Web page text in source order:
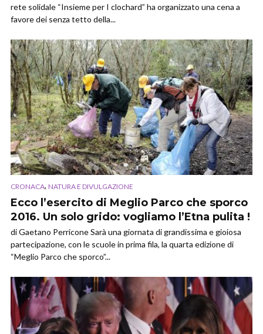
rete solidale “Insieme per I clochard” ha organizzato una cena a
favore dei senza tetto della...
CRONACA, NATURA E DIVULGAZIONE
Ecco l’esercito di Meglio Parco che sporco
2016. Un solo grido: vogliamo l’Etna pulita !
di Gaetano Perricone Sarà una giornata di grandissima e gioiosa
partecipazione, con le scuole in prima fila, la quarta edizione di
“Meglio Parco che sporco”...